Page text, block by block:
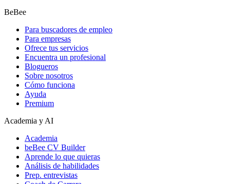
BeBee
Para buscadores de empleo
Para empresas
Ofrece tus servicios
Encuentra un profesional
Blogueros
Sobre nosotros
Cómo funciona
Ayuda
Premium
Academia y AI
Academia
beBee CV Builder
Aprende lo que quieras
Análisis de habilidades
Prep. entrevistas